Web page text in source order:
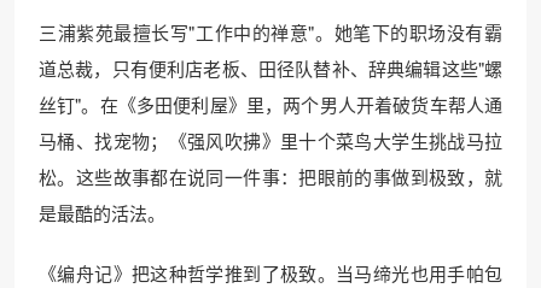
三浦紫苑最擅长写"工作中的禅意"。她笔下的职场没有霸
道总裁，只有便利店老板、田径队替补、辞典编辑这些"螺
丝钉"。在《多田便利屋》里，两个男人开着破货车帮人通
马桶、找宠物；《强风吹拂》里十个菜鸟大学生挑战马拉
松。这些故事都在说同一件事：把眼前的事做到极致，就
是最酷的活法。
《编舟记》把这种哲学推到了极致。当马缔光也用手帕包